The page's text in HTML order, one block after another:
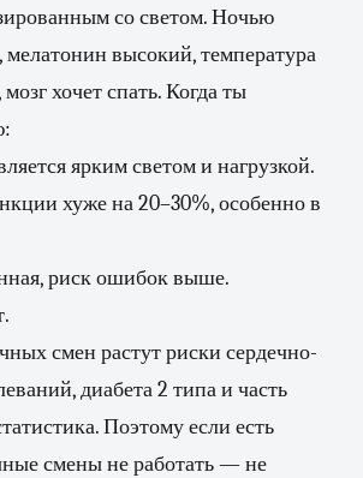
со светом. Ночью
мелатонин высокий, температура
хочет спать. Когда ты
ярким светом и нагрузкой.
хуже на 20–30%, особенно в
риск ошибок выше.
смен растут риски сердечно-
диабета 2 типа и часть
Поэтому если есть
смены не работать — не